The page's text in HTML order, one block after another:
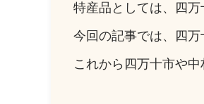
特産品としては、四万
今回の記事では、四万
これから四万十市や